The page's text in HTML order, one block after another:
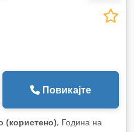
Повикајте
(користено), Година на